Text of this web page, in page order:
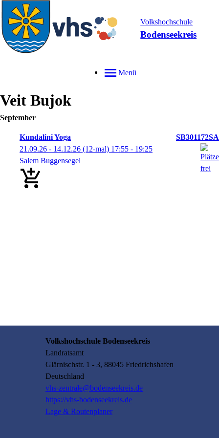
Volkshochschule
Bodenseekreis
Menü
Veit Bujok
September
Kundalini Yoga
SB301172SA
21.09.26 - 14.12.26 (12-mal) 17:55 - 19:25
Salem Buggensegel
Volkshochschule Bodenseekreis
Landratsamt
Glärnischstr. 1 - 3, 88045 Friedrichshafen
Deutschland
vhs-zentrale@bodenseekreis.de
https://vhs-bodenseekreis.de
Lage & Routenplaner